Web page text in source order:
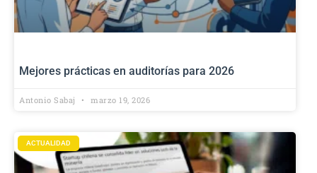
Mejores prácticas en auditorías para 2026
Antonio Sabaj marzo 19, 2026
ACTUALIDAD